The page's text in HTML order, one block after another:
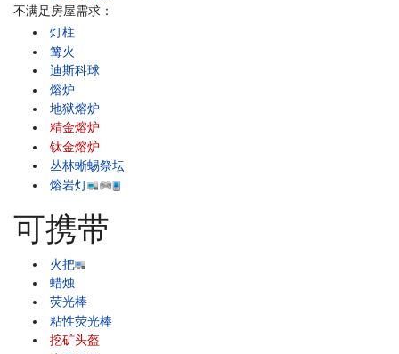
不满足房屋需求：
灯柱
篝火
迪斯科球
熔炉
地狱熔炉
精金熔炉
钛金熔炉
丛林蜥蜴祭坛
熔岩灯
可携带
火把
蜡烛
荧光棒
粘性荧光棒
挖矿头盔